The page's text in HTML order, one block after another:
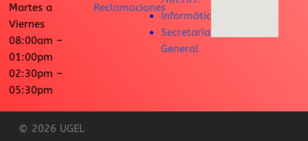
Martes a
Viernes
08:00am –
01:00pm
02:30pm –
05:30pm
Reclamaciones
Informática
Secretaría
General
© 2026 UGEL